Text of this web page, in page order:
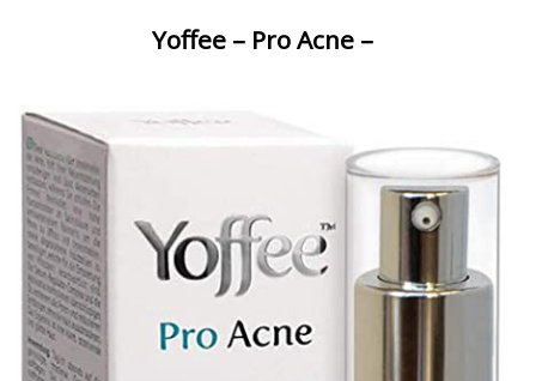
Yoffee – Pro Acne –